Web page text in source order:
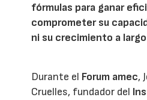
fórmulas para ganar
comprometer su
ni su crecimiento a
Durante el Forum amec,
Cruelles, fundador del